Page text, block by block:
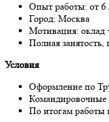
Опыт работы: от 6
Город: Москва
Мотивация: оклад
Полная
Условия
Оформление по
Командировочные
По итогам работы